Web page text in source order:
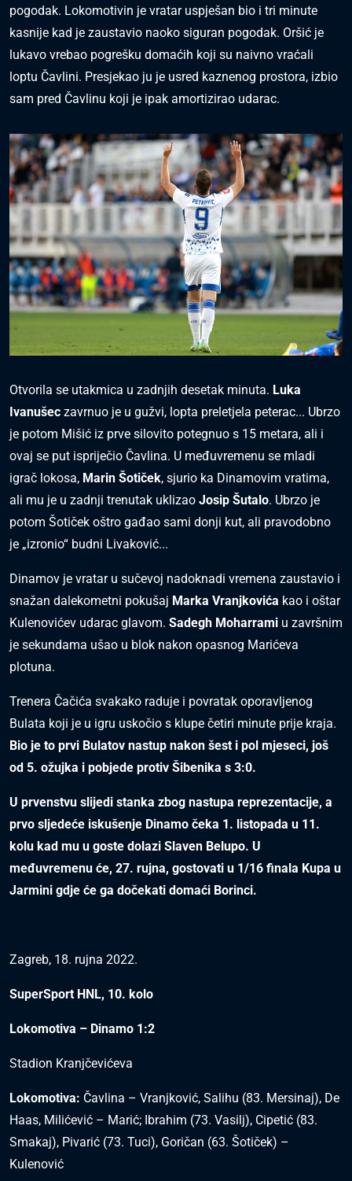
pogodak. Lokomotivin je vratar uspješan bio i tri minute
kasnije kad je zaustavio naoko siguran pogodak. Oršić je
lukavo vrebao pogrešku domaćih koji su naivno vraćali
loptu Čavlini. Presjekao ju je usred kaznenog prostora, izbio
sam pred Čavlinu koji je ipak amortizirao udarac.
Otvorila se utakmica u zadnjih desetak minuta. Luka
Ivanušec zavrnuo je u gužvi, lopta preletjela peterac... Ubrzo
je potom Mišić iz prve silovito potegnuo s 15 metara, ali i
ovaj se put ispriječio Čavlina. U međuvremenu se mladi
igrač lokosa, Marin Šotiček, sjurio ka Dinamovim vratima,
ali mu je u zadnji trenutak uklizao Josip Šutalo. Ubrzo je
potom Šotiček oštro gađao sami donji kut, ali pravodobno
je „izronio“ budni Livaković...
Dinamov je vratar u sučevoj nadoknadi vremena zaustavio i
snažan dalekometni pokušaj Marka Vranjkovića kao i oštar
Kulenovićev udarac glavom. Sadegh Moharrami u završnim
je sekundama ušao u blok nakon opasnog Marićeva
plotuna.
Trenera Čačića svakako raduje i povratak oporavljenog
Bulata koji je u igru uskočio s klupe četiri minute prije kraja.
Bio je to prvi Bulatov nastup nakon šest i pol mjeseci, još
od 5. ožujka i pobjede protiv Šibenika s 3:0.
U prvenstvu slijedi stanka zbog nastupa reprezentacije, a
prvo sljedeće iskušenje Dinamo čeka 1. listopada u 11.
kolu kad mu u goste dolazi Slaven Belupo. U
međuvremenu će, 27. rujna, gostovati u 1/16 finala Kupa u
Jarmini gdje će ga dočekati domaći Borinci.
Zagreb, 18. rujna 2022.
SuperSport HNL, 10. kolo
Lokomotiva – Dinamo 1:2
Stadion Kranjčevićeva
Lokomotiva: Čavlina – Vranjković, Salihu (83. Mersinaj), De
Haas, Milićević – Marić; Ibrahim (73. Vasilj), Cipetić (83.
Smakaj), Pivarić (73. Tuci), Goričan (63. Šotiček) –
Kulenović